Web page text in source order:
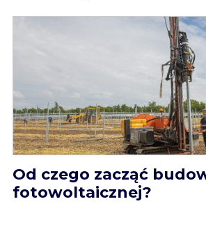
Od czego zacząć
fotowoltaicznej?